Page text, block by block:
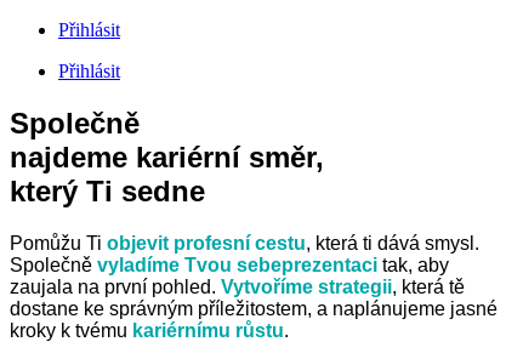
Přihlásit
Přihlásit
Společně
najdeme kariérní směr,
který Ti sedne
Pomůžu Ti objevit profesní cestu, která ti dává smysl.
Společně vyladíme Tvou sebeprezentaci tak, aby
zaujala na první pohled. Vytvoříme strategii, která tě
dostane ke správným příležitostem, a naplánujeme jasné
kroky k tvému kariérnímu růstu.